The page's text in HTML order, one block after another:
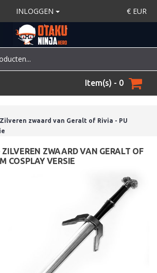
INLOGGEN € EUR
Item(s) - 0
Zilveren zwaard van Geralt of Rivia - PU
ZILVEREN ZWAARD VAN GERALT OF
COSPLAY VERSIE